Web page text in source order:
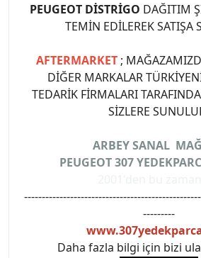
PEUGEOT DİSTRİGO DAĞITIM
TEMİN EDİLEREK SATIŞA
AFTERMARKET ;
DİĞER MARKALAR
TEDARİK FİRMALARI
SİZLERE
ARBEY SANAL
PEUGEOT 307
---------
Daha fazla bilgi için bizi